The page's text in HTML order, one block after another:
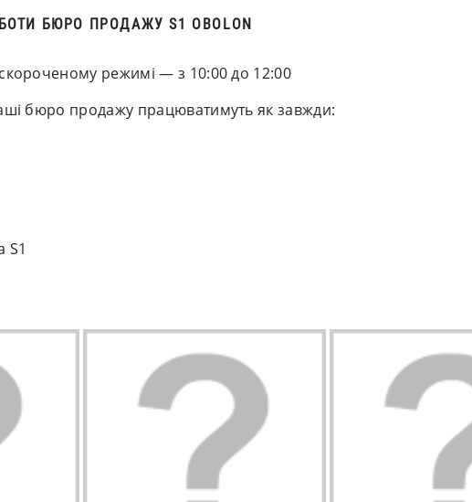
БЮРО ПРОДАЖУ S1 OBOLON
режимі — з 10:00 до 12:00
бюро продажу працюватимуть як завжди:
S1